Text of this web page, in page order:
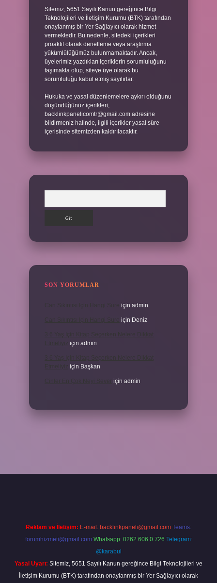
Sitemiz, 5651 Sayılı Kanun gereğince Bilgi
Teknolojileri ve İletişim Kurumu (BTK) tarafından
onaylanmış bir Yer Sağlayıcı olarak hizmet
vermektedir. Bu nedenle, sitedeki içerikleri
proaktif olarak denetleme veya araştırma
yükümlülüğümüz bulunmamaktadır. Ancak,
üyelerimiz yazdıkları içeriklerin sorumluluğunu
taşımakta olup, siteye üye olarak bu
sorumluluğu kabul etmiş sayılırlar.
Hukuka ve yasal düzenlemelere aykırı olduğunu
düşündüğünüz içerikleri,
backlinkpanelicomtr@gmail.com adresine
bildirmeniz halinde, ilgili içerikler yasal süre
içerisinde sitemizden kaldırılacaktır.
SON YORUMLAR
için admin
için Deniz
için admin
için Başkan
için admin
Reklam ve İletişim: E-mail: backlinkpaneli@gmail.com Teams:
forumhizmeti@gmail.com Whatsapp: 0262 606 0 726 Telegram:
@karabul
Yasal Uyarı: Sitemiz, 5651 Sayılı Kanun gereğince Bilgi Teknolojileri ve
İletişim Kurumu (BTK) tarafından onaylanmış bir Yer Sağlayıcı olarak